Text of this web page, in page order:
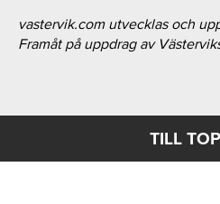
vastervik.com utvecklas och
Framåt på uppdrag av
TILL